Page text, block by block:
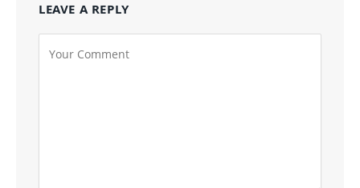
LEAVE A REPLY